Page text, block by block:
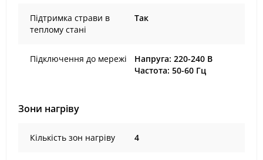
Підтримка страви в
теплому стані
Так
Підключення до мережі
Напруга: 220-240 В
Частота: 50-60 Гц
Зони нагріву
Кількість зон нагріву 4